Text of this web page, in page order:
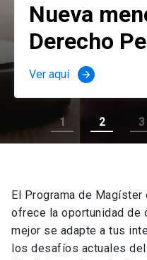
Nueva
Derecho
Ver aquí arrow_forward
1 2 3
El Programa de Magíster
ofrece la oportunidad de
mejor se adapte a tus
los desafíos actuales del